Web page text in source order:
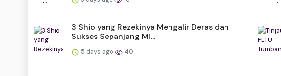
3 Shio yang Rezekinya Mengalir Deras dan
Sukses Sepanjang Mi...
5 days ago 40